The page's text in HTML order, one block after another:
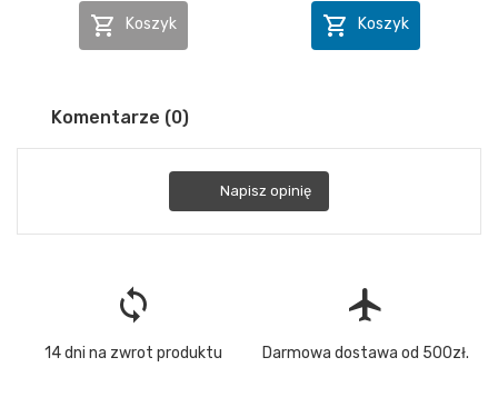
 Koszyk  Koszyk
Komentarze (0)
Napisz opinię
loop
14 dni na zwrot produktu
flight
Darmowa dostawa od 500zł.